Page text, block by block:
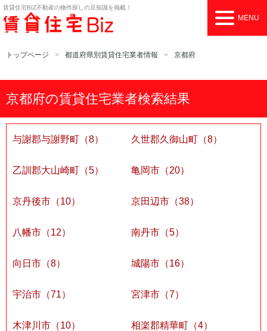
賃貸住宅BIZ不動産の物件探しの豆知識を掲載！
MENU
トップページ 都道府県別賃貸住宅業者情報 京都府
京都府の賃貸住宅業者検索結果
与謝郡与謝野町（8） 久世郡久御山町（8）
乙訓郡大山崎町（5） 亀岡市（20）
京丹後市（10） 京田辺市（38）
八幡市（12） 南丹市（5）
向日市（8） 城陽市（16）
宇治市（71） 宮津市（7）
木津川市（10） 相楽郡精華町（4）